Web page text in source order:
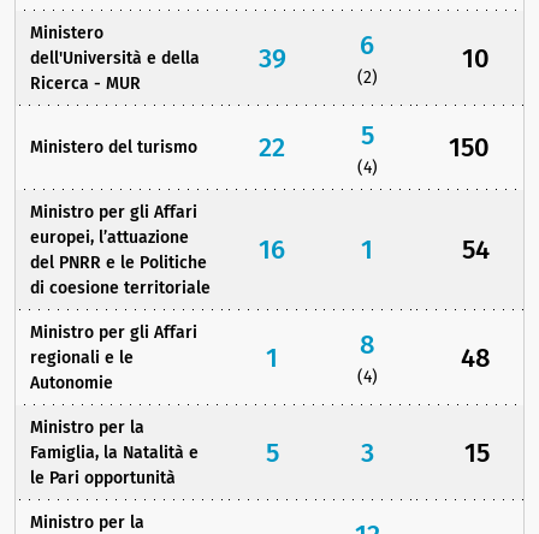
Ministero
dell'Università e della
Ricerca - MUR
39 6
(2)
10
Ministero del turismo 22 5
(4)
150
Ministro per gli Affari
europei, l’attuazione
del PNRR e le Politiche
di coesione territoriale
16 1 54
Ministro per gli Affari
regionali e le
Autonomie
1 8
(4)
48
Ministro per la
Famiglia, la Natalità e
le Pari opportunità
5 3 15
Ministro per la